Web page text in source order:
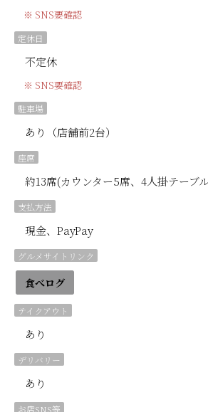
※ SNS要確認
定休日
不定休
※ SNS要確認
駐車場
あり（店舗前2台）
座席
約13席(カウンター5席、4人掛テーブ
支払方法
現金、PayPay
グルメサイトリンク
食べログ
テイクアウト
あり
デリバリー
あり
お店SNS等